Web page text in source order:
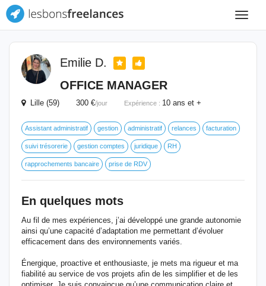
Toggle
Emilie D.
OFFICE MANAGER
Lille (59) 300 €/jour Expérience : 10 ans et +
Assistant administratif gestion administratif relances facturation
suivi trésorerie gestion comptes juridique RH
rapprochements bancaire prise de RDV
En quelques mots
Au fil de mes expériences, j’ai développé une grande autonomie
ainsi qu’une capacité d’adaptation me permettant d’évoluer
efficacement dans des environnements variés.
Énergique, proactive et enthousiaste, je mets ma rigueur et ma
fiabilité au service de vos projets afin de les simplifier et de les